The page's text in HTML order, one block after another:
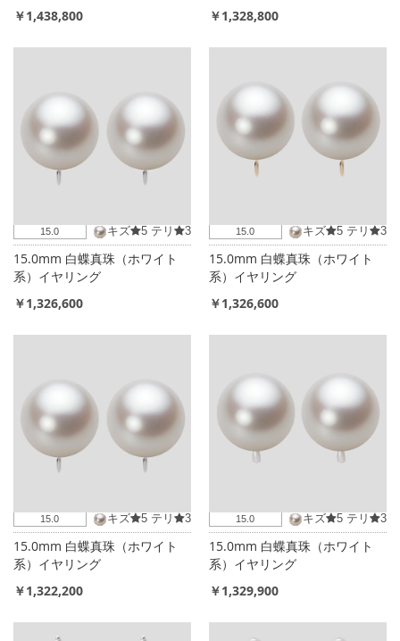
￥1,438,800
￥1,328,800
15.0 キズ 5 テリ 3
15.0mm 白蝶真珠（ホワイト
系）イヤリング
￥1,326,600
15.0 キズ 5 テリ 3
15.0mm 白蝶真珠（ホワイト
系）イヤリング
￥1,326,600
15.0 キズ 5 テリ 3
15.0mm 白蝶真珠（ホワイト
系）イヤリング
￥1,322,200
15.0 キズ 5 テリ 3
15.0mm 白蝶真珠（ホワイト
系）イヤリング
￥1,329,900